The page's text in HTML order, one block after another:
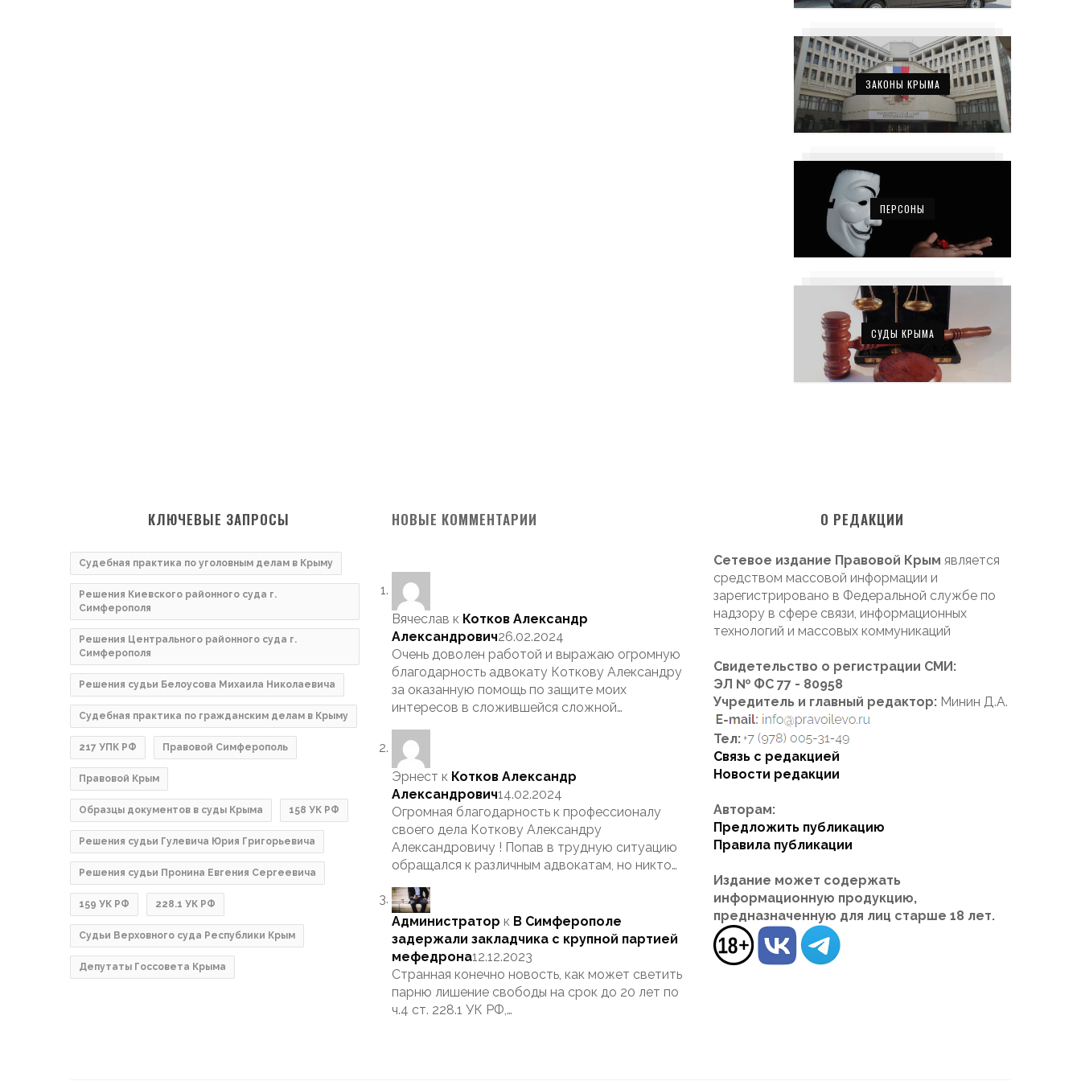
ЗАКОНЫ КРЫМА
ПЕРСОНЫ
СУДЫ КРЫМА
КЛЮЧЕВЫЕ ЗАПРОСЫ
Судебная практика по уголовным делам в Крыму
Решения Киевского районного суда г.
Симферополя
Решения Центрального районного суда г.
Симферополя
Решения судьи Белоусова Михаила Николаевича
Судебная практика по гражданским делам в Крыму
217 УПК РФ Правовой Симферополь
Правовой Крым
Образцы документов в суды Крыма 158 УК РФ
Решения судьи Гулевича Юрия Григорьевича
Решения судьи Пронина Евгения Сергеевича
159 УК РФ 228.1 УК РФ
Судьи Верховного суда Республики Крым
Депутаты Госсовета Крыма
НОВЫЕ КОММЕНТАРИИ
Вячеслав к Котков Александр
Александрович26.02.2024
Очень доволен работой и выражаю огромную
благодарность адвокату Коткову Александру
за оказанную помощь по защите моих
интересов в сложившейся сложной…
Эрнест к Котков Александр
Александрович14.02.2024
Огромная благодарность к профессионалу
своего дела Коткову Александру
Александровичу ! Попав в трудную ситуацию
обращался к различным адвокатам, но никто…
Администратор к В Симферополе
задержали закладчика с крупной партией
мефедрона12.12.2023
Странная конечно новость, как может светить
парню лишение свободы на срок до 20 лет по
ч.4 ст. 228.1 УК РФ,…
О РЕДАКЦИИ
Сетевое издание Правовой Крым является
средством массовой информации и
зарегистрировано в Федеральной службе по
надзору в сфере связи, информационных
технологий и массовых коммуникаций
Свидетельство о регистрации СМИ:
ЭЛ № ФС 77 - 80958
Учредитель и главный редактор: Минин Д.А.
Тел:
Связь с редакцией
Новости редакции
Авторам:
Предложить публикацию
Правила публикации
Издание может содержать
информационную продукцию,
предназначенную для лиц старше 18 лет.